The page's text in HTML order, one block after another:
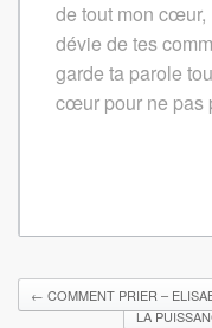
de tout mon cœur,
dévie de tes
garde ta parole
cœur pour ne pas
← COMMENT PRIER –
LA